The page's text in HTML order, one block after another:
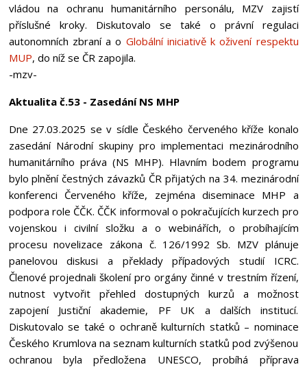
vládou na ochranu humanitárního personálu, MZV zajistí
příslušné kroky. Diskutovalo se také o právní regulaci
autonomních zbraní a o Globální iniciativě k oživení respektu
MUP, do níž se ČR zapojila.
-mzv-
Aktualita č.53 - Zasedání NS MHP
Dne 27.03.2025 se v sídle Českého červeného kříže konalo
zasedání Národní skupiny pro implementaci mezinárodního
humanitárního práva (NS MHP). Hlavním bodem programu
bylo plnění čestných závazků ČR přijatých na 34. mezinárodní
konferenci Červeného kříže, zejména diseminace MHP a
podpora role ČČK. ČČK informoval o pokračujících kurzech pro
vojenskou i civilní složku a o webinářích, o probíhajícím
procesu novelizace zákona č. 126/1992 Sb. MZV plánuje
panelovou diskusi a překlady případových studií ICRC.
Členové projednali školení pro orgány činné v trestním řízení,
nutnost vytvořit přehled dostupných kurzů a možnost
zapojení Justiční akademie, PF UK a dalších institucí.
Diskutovalo se také o ochraně kulturních statků – nominace
Českého Krumlova na seznam kulturních statků pod zvýšenou
ochranou byla předložena UNESCO, probíhá příprava